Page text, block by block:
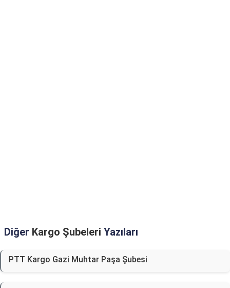
Diğer Kargo Şubeleri Yazıları
PTT Kargo Gazi Muhtar Paşa Şubesi